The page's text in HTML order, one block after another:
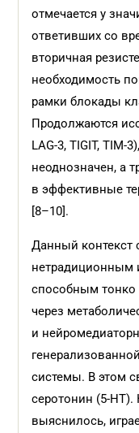
отмечается у
ответивших со
вторичная
необходимость
рамки блокады
Продолжаются
LAG-3, TIGIT, TIM-
неоднозначен, а
в эффективные
[8–10].
Данный контекст
нетрадиционным
способным тонко
через
и
системы. В этом
серотонин (5-
выяснилось,